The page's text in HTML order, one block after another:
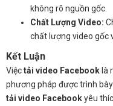
không rõ nguồn gốc.
Chất Lượng Video:
chất lượng video gốc
Kết Luận
Việctải video Facebook là
phương pháp được trình
tải video Facebookyêu